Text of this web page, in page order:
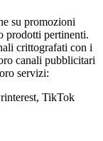
su promozioni
prodotti pertinenti.
crittografati con i
canali pubblicitari
servizi:
TikTok